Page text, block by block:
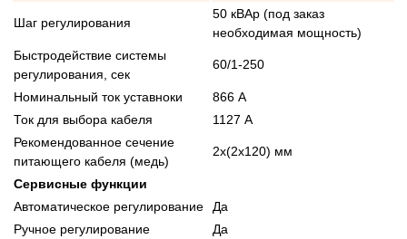
Шаг регулирования
50 кВАр (под заказ
необходимая мощность)
Быстродействие системы
регулирования, сек
60/1-250
Номинальный ток уставноки
866 А
Ток для выбора кабеля
1127 А
Рекомендованное сечение
питающего кабеля (медь)
2x(2x120) мм
Сервисные функции
Автоматическое регулирование
Да
Ручное регулирование
Да